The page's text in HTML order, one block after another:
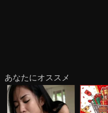
あなたにオススメ